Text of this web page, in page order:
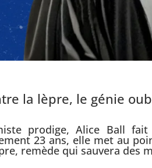
la lèpre, le génie
prodige, Alice Ball
23 ans, elle met au
remède qui sauvera des